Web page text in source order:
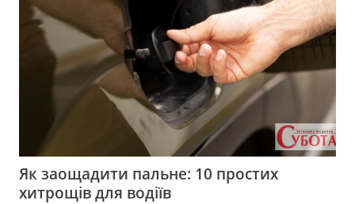
Як заощадити пальне: 10 простих
хитрощів для водіїв